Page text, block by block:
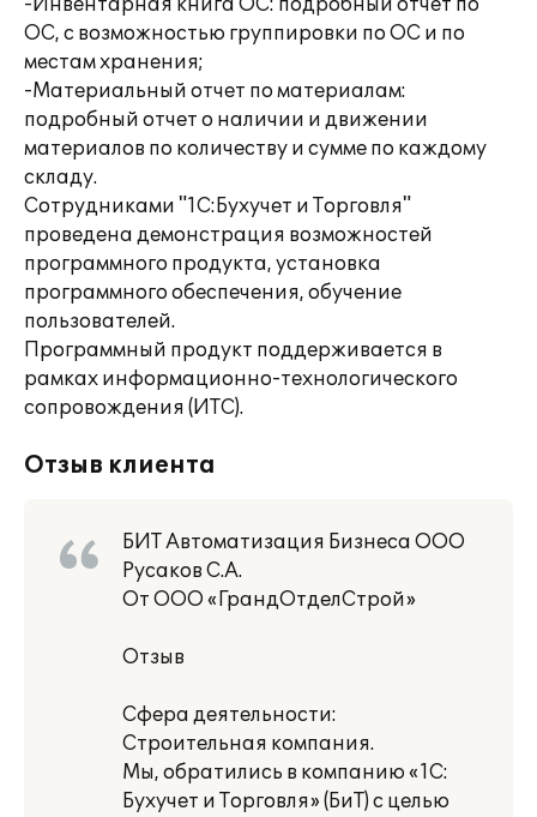
-Инвентарная книга ОС: подробный отчет по
ОС, с возможностью группировки по ОС и по
местам хранения;
-Материальный отчет по материалам:
подробный отчет о наличии и движении
материалов по количеству и сумме по каждому
складу.
Сотрудниками "1С:Бухучет и Торговля"
проведена демонстрация возможностей
программного продукта, установка
программного обеспечения, обучение
пользователей.
Программный продукт поддерживается в
рамках информационно-технологического
сопровождения (ИТС).
Отзыв клиента
БИТ Автоматизация Бизнеса ООО
Русаков С.А.
От ООО «ГрандОтделСтрой»
Отзыв
Сфера деятельности:
Строительная компания.
Мы, обратились в компанию «1С:
Бухучет и Торговля» (БиТ) с целью